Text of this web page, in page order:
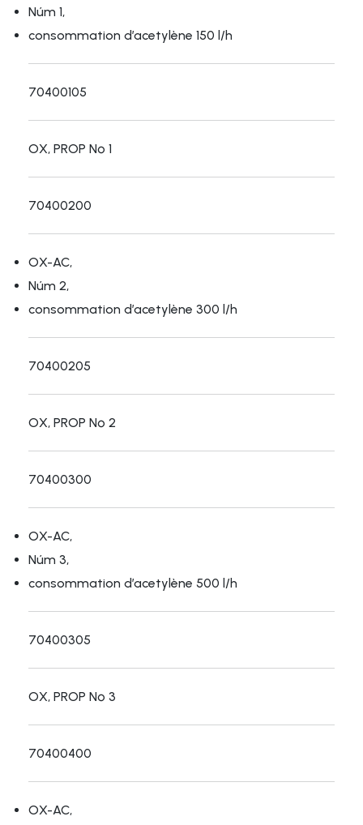
Núm 1,
consommation d’acetylène 150 l/h
70400105
OX, PROP Nº 1
70400200
OX-AC,
Núm 2,
consommation d’acetylène 300 l/h
70400205
OX, PROP Nº 2
70400300
OX-AC,
Núm 3,
consommation d’acetylène 500 l/h
70400305
OX, PROP Nº 3
70400400
OX-AC,